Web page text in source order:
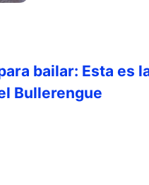
bailar: Esta es
Bullerengue